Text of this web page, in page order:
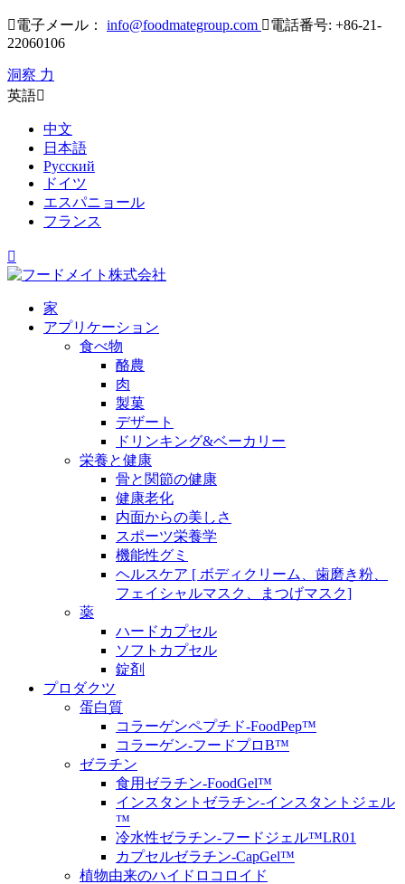
電子メール： info@foodmategroup.com 電話番号: +86-21-
22060106
洞察 力
英語
中文
日本語
Русский
ドイツ
エスパニョール
フランス

家
アプリケーション
食べ物
酪農
肉
製菓
デザート
ドリンキング&ベーカリー
栄養と健康
骨と関節の健康
健康老化
内面からの美しさ
スポーツ栄養学
機能性グミ
ヘルスケア [ ボディクリーム、歯磨き粉、
フェイシャルマスク、まつげマスク]
薬
ハードカプセル
ソフトカプセル
錠剤
プロダクツ
蛋白質
コラーゲンペプチド-FoodPep™
コラーゲン-フードプロB™
ゼラチン
食用ゼラチン-FoodGel™
インスタントゼラチン-インスタントジェル
™
冷水性ゼラチン-フードジェル™LR01
カプセルゼラチン-CapGel™
植物由来のハイドロコロイド